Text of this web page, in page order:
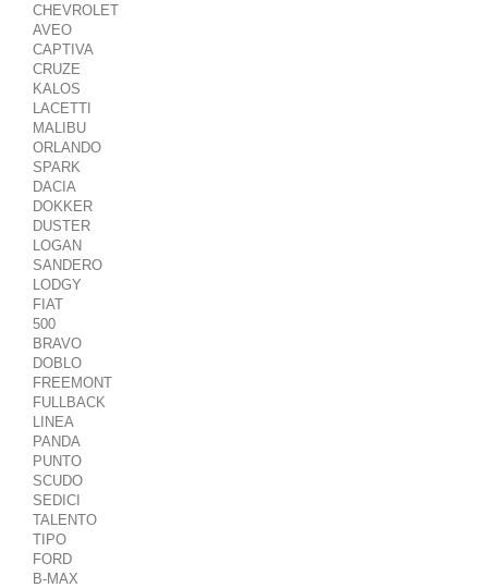
CHEVROLET
AVEO
CAPTIVA
CRUZE
KALOS
LACETTI
MALIBU
ORLANDO
SPARK
DACIA
DOKKER
DUSTER
LOGAN
SANDERO
LODGY
FIAT
500
BRAVO
DOBLO
FREEMONT
FULLBACK
LINEA
PANDA
PUNTO
SCUDO
SEDICI
TALENTO
TIPO
FORD
B-MAX